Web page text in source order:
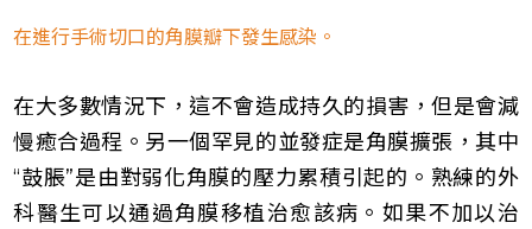
在進行手術切口的角膜瓣下發生感染。
在大多數情況下，這不會造成持久的損害，但是會減
慢癒合過程。另一個罕見的並發症是角膜擴張，其中
“鼓脹”是由對弱化角膜的壓力累積引起的。熟練的外
科醫生可以通過角膜移植治愈該病。如果不加以治